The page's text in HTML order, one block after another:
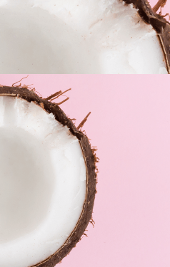
Envíos y devoluciones
© 2026 Farmacia Daries –
Política de Cookies